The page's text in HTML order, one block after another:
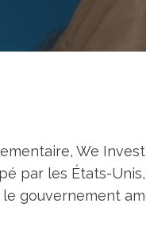
We
par les États-
gouvernement